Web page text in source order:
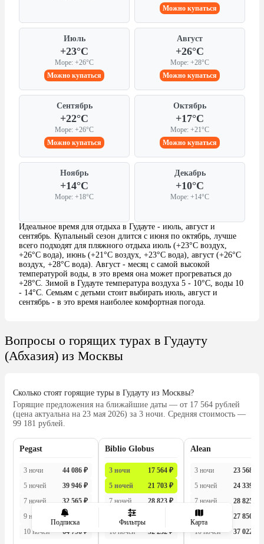
Подписка Фильтры Карта
Можно купаться
Июль
+23°C
Море: +26°C
Можно купаться
Август
+26°C
Море: +28°C
Можно купаться
Сентябрь
+22°C
Море: +26°C
Можно купаться
Октябрь
+17°C
Море: +21°C
Можно купаться
Ноябрь
+14°C
Море: +18°C
Декабрь
+10°C
Море: +14°C
Идеальное время для отдыха в Гудауте - июль, август и
сентябрь. Купальный сезон длится с июня по октябрь, лучше
всего подходят для пляжного отдыха июль (+23°C воздух,
+26°C вода), июнь (+21°C воздух, +23°C вода), август (+26°C
воздух, +28°C вода). Август - месяц с самой высокой
температурой воды, в это время она может прогреваться до
+28°C. Зимой в Гудауте температура воздуха 5 - 10°C, воды 10
- 14°C. Семьям с детьми стоит выбирать июль, август и
сентябрь - в это время наиболее комфортная погода.
Вопросы о горящих турах в Гудауту
(Абхазия) из Москвы
Сколько стоят горящие туры в Гудауту из Москвы?
Горящие предложения на ближайшие даты — от 17 564 рублей
(цена актуальна на 23 мая 2026) за 3 ночи. Средняя стоимость —
99 181 рублей.
Pegast
3 ночи
44 086 ₽
5 ночей
39 946 ₽
7 ночей
32 565 ₽
9 ночей
49 791 ₽
10 ночей
64 796 ₽
Biblio Globus
3 ночи
17 564 ₽
5 ночей
21 703 ₽
7 ночей
28 823 ₽
9 ночей
10 ночей
52 232 ₽
Alean
3 ночи
23 568 ₽
5 ночей
24 339 ₽
7 ночей
28 825 ₽
9 ночей
27 850 ₽
10 ночей
37 022 ₽